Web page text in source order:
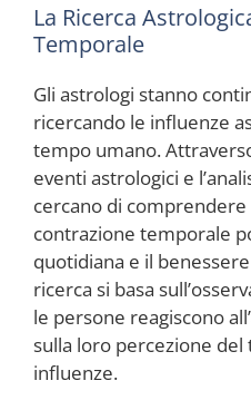
La Ricerca
Temporale
Gli astrologi stanno
ricercando le influenze
tempo umano.
eventi astrologici e
cercano di
contrazione temporale
quotidiana e il
ricerca si basa
le persone reagiscono
sulla loro percezione
influenze.